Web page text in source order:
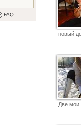
FAQ
новый
Две мои